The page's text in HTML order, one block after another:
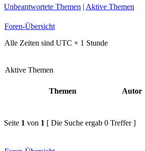
Unbeantwortete Themen | Aktive Themen
Foren-Übersicht
Alle Zeiten sind UTC + 1 Stunde
Aktive Themen
Themen Autor
Seite 1 von 1 [ Die Suche ergab 0 Treffer ]